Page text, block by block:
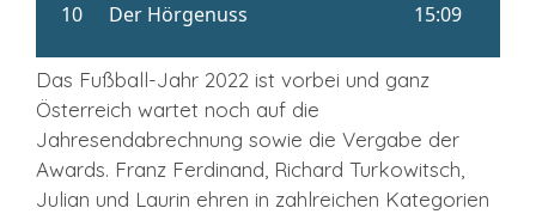
Das Fußball-Jahr 2022 ist vorbei und ganz
Österreich wartet noch auf die
Jahresendabrechnung sowie die Vergabe der
Awards. Franz Ferdinand, Richard Turkowitsch,
Julian und Laurin ehren in zahlreichen Kategorien